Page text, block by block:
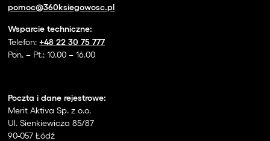
pomoc@360ksiegowosc.pl
Wsparcie techniczne:
Telefon:+48 22 30 75 777
Pon. – Pt.: 10.00 – 16.00
Poczta i dane rejestrowe:
Merit Aktiva Sp. z o.o.
Ul. Sienkiewicza 85/87
90-057 Łódź